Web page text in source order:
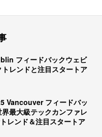
フィードバックウェビ
レンドと注目スタートア
Vancouver フィードバッ
最大級テックカンファレ
レンド＆注目スタートア